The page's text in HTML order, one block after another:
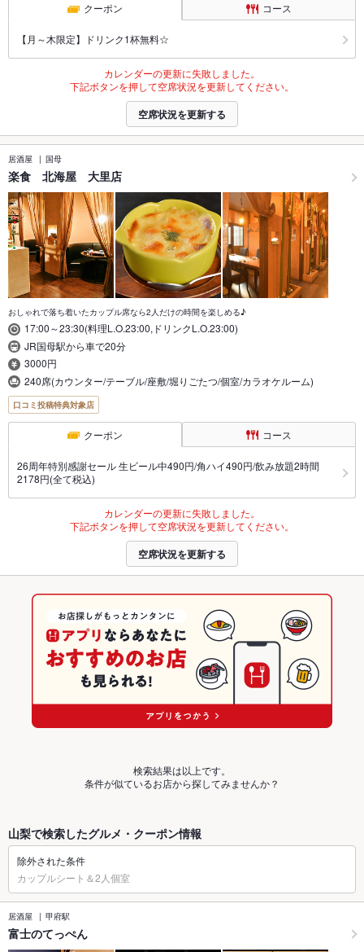
クーポン コース
【月～木限定】ドリンク1杯無料☆
カレンダーの更新に失敗しました。
下記ボタンを押して空席状況を更新してください。
空席状況を更新する
居酒屋 国母
楽食 北海屋 大里店
おしゃれで落ち着いたカップル席なら2人だけの時間を楽しめる♪
17:00～23:30(料理L.O.23:00,ドリンクL.O.23:00)
JR国母駅から車で20分
3000円
240席(カウンター/テーブル/座敷/堀りごたつ/個室/カラオケルーム)
口コミ投稿特典対象店
クーポン コース
26周年特別感謝セール 生ビール中490円/角ハイ490円/飲み放題2時間
2178円(全て税込)
カレンダーの更新に失敗しました。
下記ボタンを押して空席状況を更新してください。
空席状況を更新する
検索結果は以上です。
条件が似ているお店から探してみませんか？
山梨で検索したグルメ・クーポン情報
除外された条件
カップルシート＆2人個室
居酒屋 甲府駅
富士のてっぺん